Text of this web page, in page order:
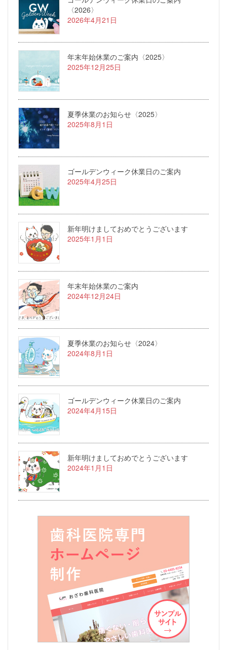
〈2026〉
2026年4月21日
年末年始休業のご案内〈2025〉
2025年12月25日
夏季休業のお知らせ〈2025〉
2025年8月1日
ゴールデンウィーク休業日のご案内
2025年4月25日
新年明けましておめでとうございます
2025年1月1日
年末年始休業のご案内
2024年12月24日
夏季休業のお知らせ〈2024〉
2024年8月1日
ゴールデンウィーク休業日のご案内
2024年4月15日
新年明けましておめでとうございます
2024年1月1日